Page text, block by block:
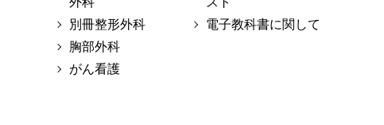
別冊整形外科
胸部外科
がん看護
電子教科書に関して